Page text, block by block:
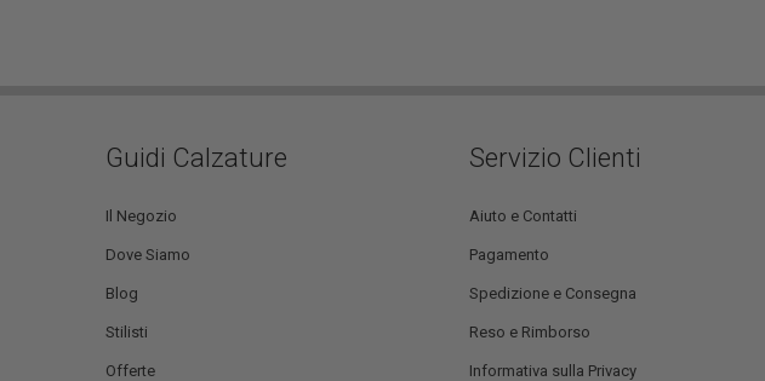
Guidi Calzature
Il Negozio
Dove Siamo
Blog
Stilisti
Offerte
Servizio Clienti
Aiuto e Contatti
Pagamento
Spedizione e Consegna
Reso e Rimborso
Informativa sulla Privacy